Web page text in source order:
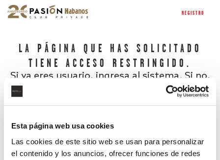
Esta página web usa cookies
Las cookies de este sitio web se usan para personalizar
el contenido y los anuncios, ofrecer funciones de redes
REGISTRO
LA PÁGINA QUE HAS SOLICITADO
TIENE ACCESO RESTRINGIDO.
Si ya eres usuario, ingresa al sistema. Si no,